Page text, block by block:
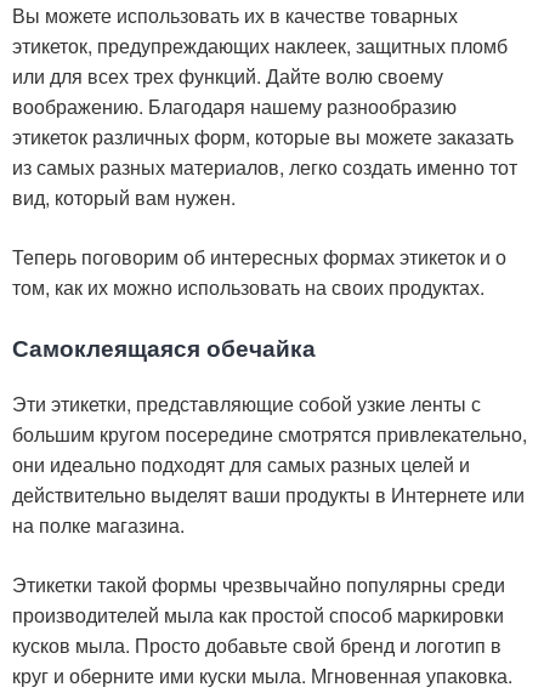
Вы можете использовать их в качестве товарных
этикеток, предупреждающих наклеек, защитных пломб
или для всех трех функций. Дайте волю своему
воображению. Благодаря нашему разнообразию
этикеток различных форм, которые вы можете заказать
из самых разных материалов, легко создать именно тот
вид, который вам нужен.
Теперь поговорим об интересных формах этикеток и о
том, как их можно использовать на своих продуктах.
Самоклеящаяся обечайка
Эти этикетки, представляющие собой узкие ленты с
большим кругом посередине смотрятся привлекательно,
они идеально подходят для самых разных целей и
действительно выделят ваши продукты в Интернете или
на полке магазина.
Этикетки такой формы чрезвычайно популярны среди
производителей мыла как простой способ маркировки
кусков мыла. Просто добавьте свой бренд и логотип в
круг и оберните ими куски мыла. Мгновенная упаковка.